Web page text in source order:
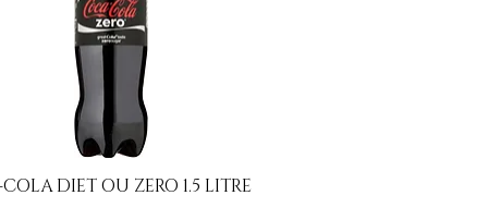
Aperçu rapide
DIET OU ZERO 1.5 LITRE